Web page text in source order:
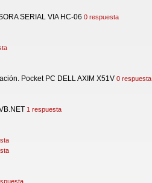
SERIAL VIA HC-06 0 respuesta
Pocket PC DELL AXIM X51V 0 respuesta
1 respuesta